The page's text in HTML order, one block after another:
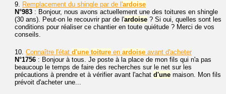
9. Remplacement du shingle par de l'ardoise
N°983 : Bonjour, nous avons actuellement une des toitures en shingle
(30 ans). Peut-on le recouvrir par de l'ardoise ? Si oui, quelles sont les
conditions pour réaliser ce chantier en toute quiétude ? Merci de vos
conseils.
10. Connaître l'état d'une toiture en ardoise avant d'acheter
N°1756 : Bonjour à tous. Je poste à la place de mon fils qui n'a pas
beaucoup le temps de faire des recherches sur le net sur les
précautions à prendre et à vérifier avant l'achat d'une maison. Mon fils
prévoit d'acheter une...